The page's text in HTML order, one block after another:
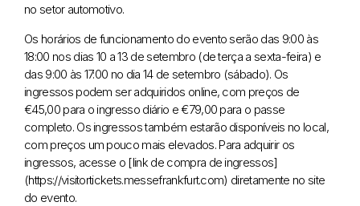
no setor automotivo.
Os horários de funcionamento do evento serão das 9:00 às
18:00 nos dias 10 a 13 de setembro (de terça a sexta-feira) e
das 9:00 às 17:00 no dia 14 de setembro (sábado). Os
ingressos podem ser adquiridos online, com preços de
€45,00 para o ingresso diário e €79,00 para o passe
completo. Os ingressos também estarão disponíveis no local,
com preços um pouco mais elevados. Para adquirir os
ingressos, acesse o [link de compra de ingressos]
(https://visitortickets.messefrankfurt.com) diretamente no site
do evento.